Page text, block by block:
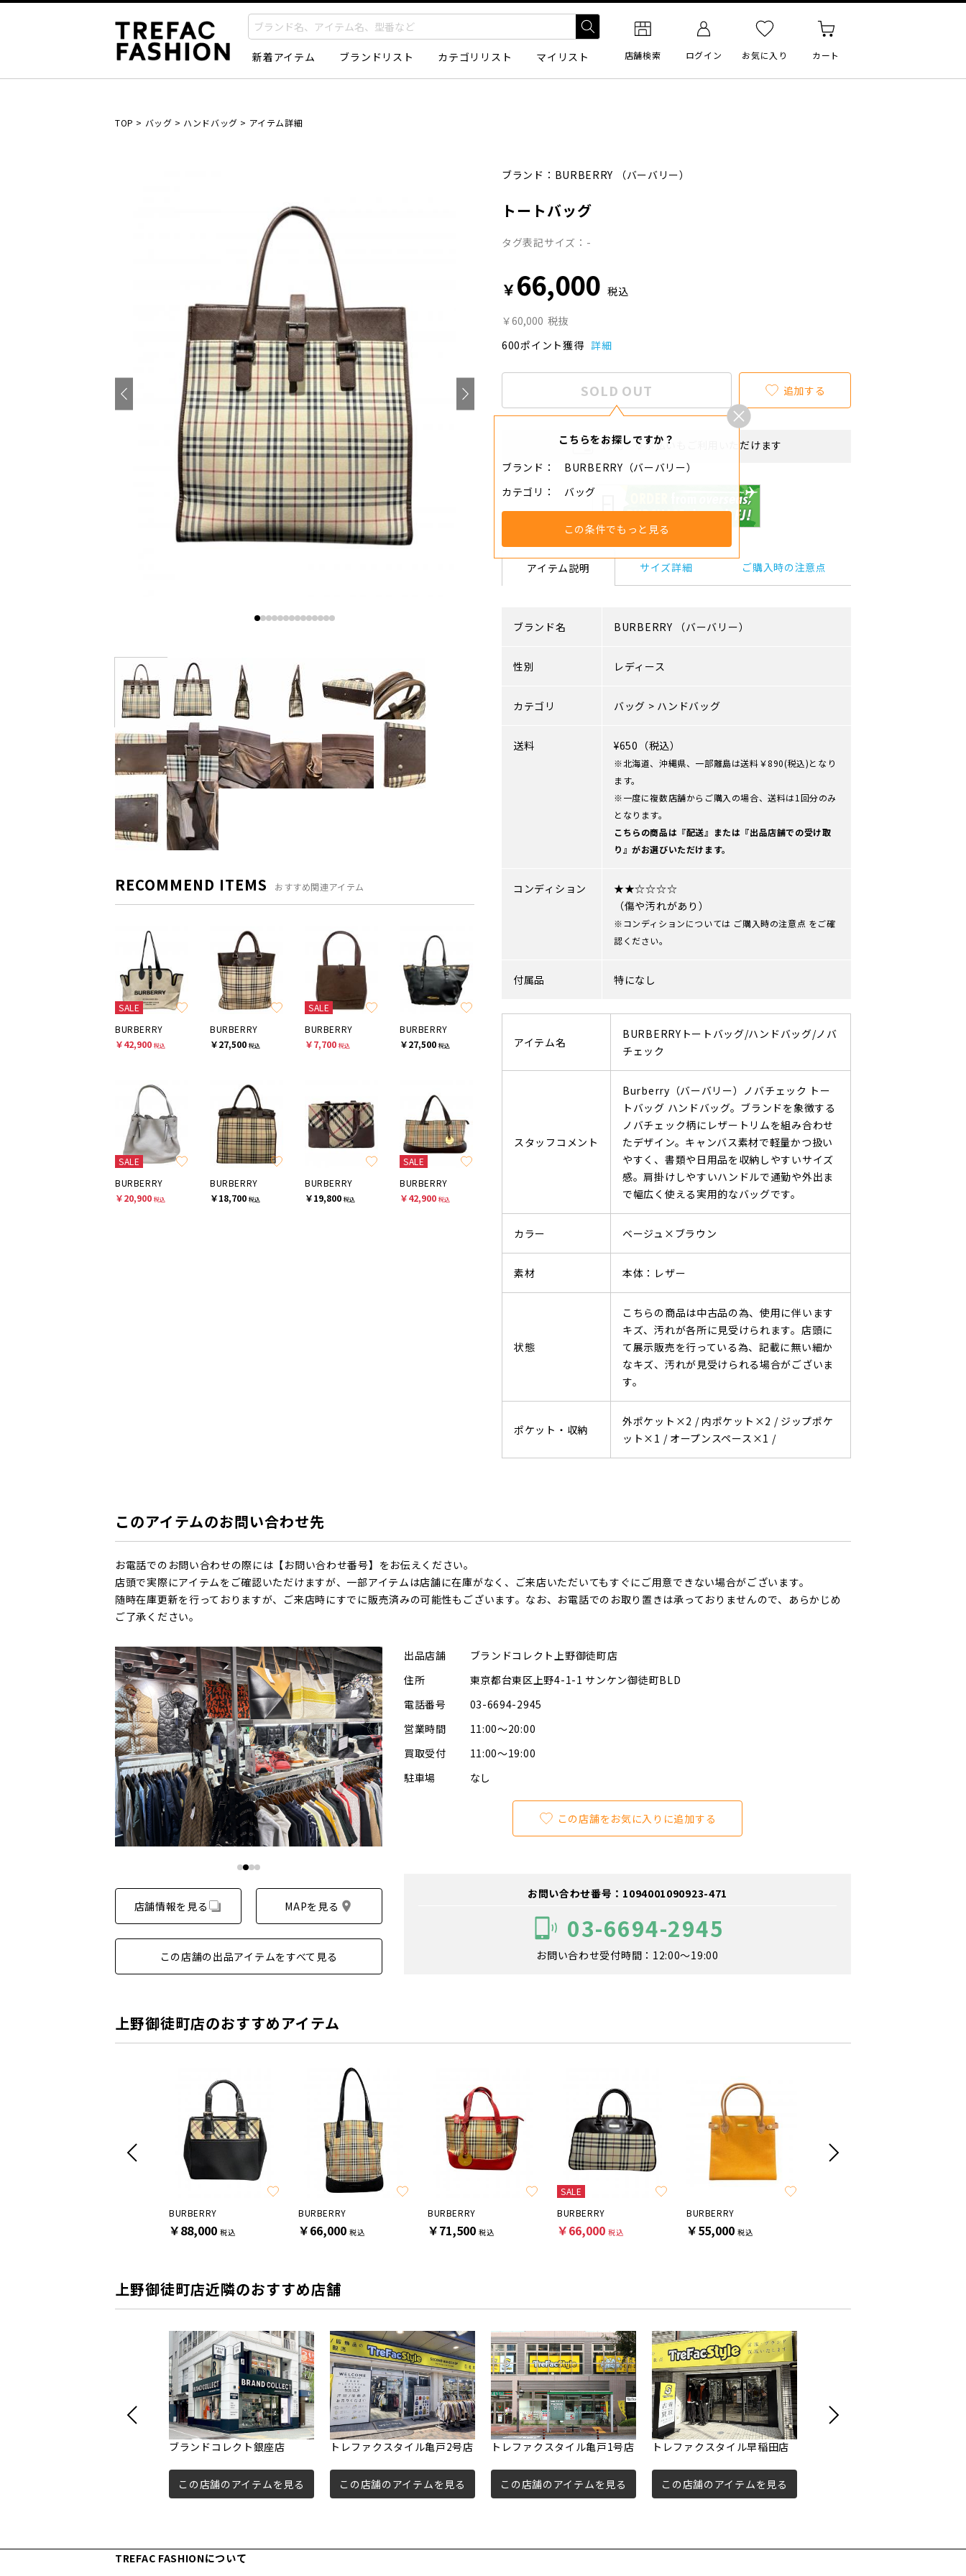
新着アイテム ブランドリスト カテゴリリスト マイリスト 店舗検索 ログイン お気に入り カート
TOP > バッグ > ハンドバッグ > アイテム詳細
RECOMMEND ITEMS おすすめ関連アイテム
SALE
BURBERRY
￥42,900 税込
BURBERRY
￥27,500 税込
SALE
BURBERRY
￥7,700 税込
BURBERRY
￥27,500 税込
SALE
BURBERRY
￥20,900 税込
BURBERRY
￥18,700 税込
BURBERRY
￥19,800 税込
SALE
BURBERRY
￥42,900 税込
ブランド： BURBERRY （バーバリー）
トートバッグ
タグ表記サイズ：-
￥66,000 税込
￥60,000 税抜
600ポイント獲得 詳細
SOLD OUT
こちらをお探しですか？
ブランド
BURBERRY（バーバリー）
カテゴリ
バッグ
この条件でもっと見る
追加する
分割・リボ払いもご利用いただけます
アイテム説明 サイズ詳細 ご購入時の注意点
ブランド名 BURBERRY （バーバリー）
性別 レディース
カテゴリ バッグ > ハンドバッグ
送料 ¥650（税込）
※北海道、沖縄県、一部離島は送料￥890(税込)となり
ます。
※一度に複数店舗からご購入の場合、送料は1回分のみ
となります。
こちらの商品は『配送』または『出品店舗での受け取
り』がお選びいただけます。
コンディション
★★☆☆☆☆
（傷や汚れがあり）
※コンディションについては ご購入時の注意点 をご確
認ください。
付属品 特になし
アイテム名
BURBERRYトートバッグ/ハンドバッグ/ノバ
チェック
スタッフコメント
Burberry（バーバリー）ノバチェック トー
トバッグ ハンドバッグ。ブランドを象徴する
ノバチェック柄にレザートリムを組み合わせ
たデザイン。キャンバス素材で軽量かつ扱い
やすく、書類や日用品を収納しやすいサイズ
感。肩掛けしやすいハンドルで通勤や外出ま
で幅広く使える実用的なバッグです。
カラー ベージュ×ブラウン
素材 本体：レザー
状態
こちらの商品は中古品の為、使用に伴います
キズ、汚れが各所に見受けられます。店頭に
て展示販売を行っている為、記載に無い細か
なキズ、汚れが見受けられる場合がございま
す。
ポケット・収納
外ポケット×2 / 内ポケット×2 / ジップポケ
ット×1 / オープンスペース×1 /
このアイテムのお問い合わせ先
お電話でのお問い合わせの際には【お問い合わせ番号】をお伝えください。
店頭で実際にアイテムをご確認いただけますが、一部アイテムは店舗に在庫がなく、ご来店いただいてもすぐにご用意できない場合がございます。
随時在庫更新を行っておりますが、ご来店時にすでに販売済みの可能性もございます。なお、お電話でのお取り置きは承っておりませんので、あらかじめ
ご了承ください。
店舗情報を見る MAPを見る
この店舗の出品アイテムをすべて見る
出品店舗
ブランドコレクト上野御徒町店
住所
東京都台東区上野4-1-1 サンケン御徒町BLD
電話番号
03-6694-2945
営業時間
11:00～20:00
買取受付
11:00～19:00
駐車場
なし
この店舗をお気に入りに追加する
お問い合わせ番号：1094001090923-471
03-6694-2945
お問い合わせ受付時間：12:00～19:00
上野御徒町店のおすすめアイテム
BURBERRY
￥88,000 税込
BURBERRY
￥66,000 税込
BURBERRY
￥71,500 税込
SALE
BURBERRY
￥66,000 税込
BURBERRY
￥55,000 税込
上野御徒町店近隣のおすすめ店舗
ブランドコレクト銀座店
この店舗のアイテムを見る
トレファクスタイル亀戸2号店
この店舗のアイテムを見る
トレファクスタイル亀戸1号店
この店舗のアイテムを見る
トレファクスタイル早稲田店
この店舗のアイテムを見る
TREFAC FASHIONについて